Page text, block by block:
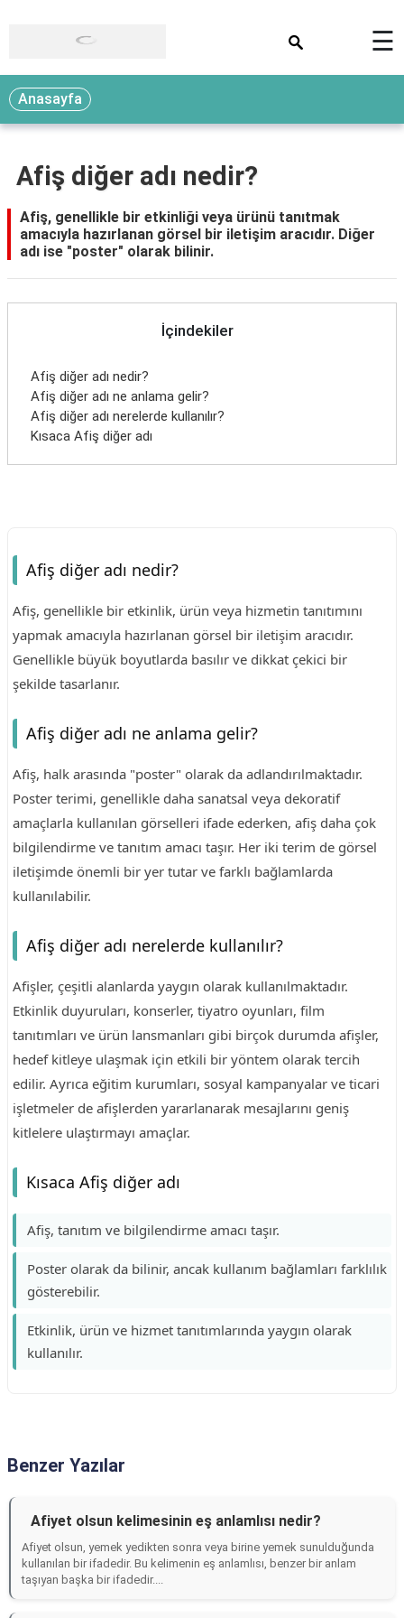
☰
Anasayfa
Afiş diğer adı nedir?
Afiş, genellikle bir etkinliği veya ürünü tanıtmak
amacıyla hazırlanan görsel bir iletişim aracıdır. Diğer
adı ise "poster" olarak bilinir.
İçindekiler
Afiş diğer adı nedir?
Afiş diğer adı ne anlama gelir?
Afiş diğer adı nerelerde kullanılır?
Kısaca Afiş diğer adı
Afiş diğer adı nedir?
Afiş, genellikle bir etkinlik, ürün veya hizmetin tanıtımını
yapmak amacıyla hazırlanan görsel bir iletişim aracıdır.
Genellikle büyük boyutlarda basılır ve dikkat çekici bir
şekilde tasarlanır.
Afiş diğer adı ne anlama gelir?
Afiş, halk arasında "poster" olarak da adlandırılmaktadır.
Poster terimi, genellikle daha sanatsal veya dekoratif
amaçlarla kullanılan görselleri ifade ederken, afiş daha çok
bilgilendirme ve tanıtım amacı taşır. Her iki terim de görsel
iletişimde önemli bir yer tutar ve farklı bağlamlarda
kullanılabilir.
Afiş diğer adı nerelerde kullanılır?
Afişler, çeşitli alanlarda yaygın olarak kullanılmaktadır.
Etkinlik duyuruları, konserler, tiyatro oyunları, film
tanıtımları ve ürün lansmanları gibi birçok durumda afişler,
hedef kitleye ulaşmak için etkili bir yöntem olarak tercih
edilir. Ayrıca eğitim kurumları, sosyal kampanyalar ve ticari
işletmeler de afişlerden yararlanarak mesajlarını geniş
kitlelere ulaştırmayı amaçlar.
Kısaca Afiş diğer adı
Afiş, tanıtım ve bilgilendirme amacı taşır.
Poster olarak da bilinir, ancak kullanım bağlamları farklılık
gösterebilir.
Etkinlik, ürün ve hizmet tanıtımlarında yaygın olarak
kullanılır.
Benzer Yazılar
Afiyet olsun kelimesinin eş anlamlısı nedir?
Afiyet olsun, yemek yedikten sonra veya birine yemek sunulduğunda
kullanılan bir ifadedir. Bu kelimenin eş anlamlısı, benzer bir anlam
taşıyan başka bir ifadedir....